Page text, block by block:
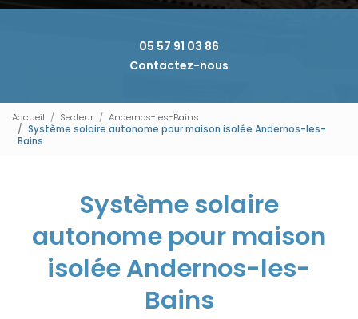
05 57 91 03 86
Contactez-nous
Accueil Secteur
Andernos-les-Bains
Système solaire autonome pour maison isolée Andernos-les-
Bains
Système solaire
autonome pour maison
isolée Andernos-les-
Bains